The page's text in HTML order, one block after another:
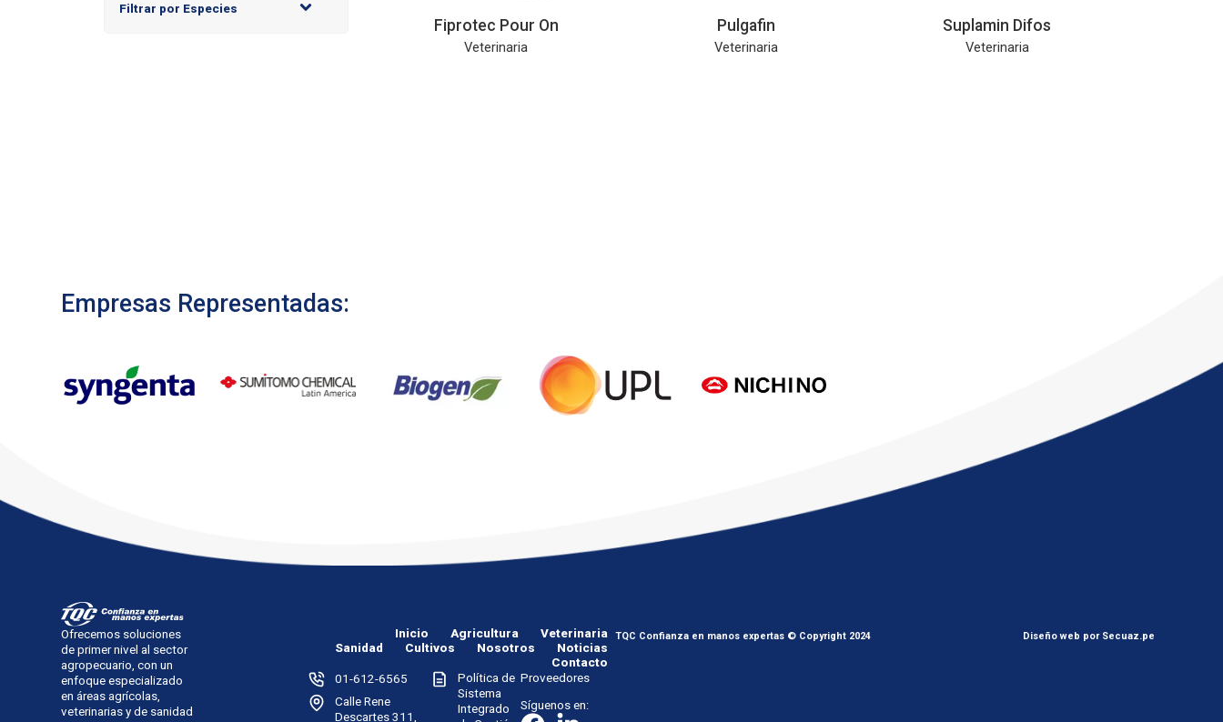
Filtrar por Especies
Fiprotec Pour On
Veterinaria
Pulgafin
Veterinaria
Suplamin Difos
Veterinaria
Empresas Representadas:
Ofrecemos soluciones
de primer nivel al sector
agropecuario, con un
enfoque especializado
en áreas agrícolas,
veterinarias y de sanidad
Inicio Agricultura
Veterinaria
Sanidad
Cultivos Nosotros
Noticias
Contacto
01-612-6565
Calle Rene
Descartes 311,
Política de
Sistema
Integrado
Proveedores
Síguenos en:
TQC Confianza en manos expertas © Copyright 2024 Diseño web por Secuaz.pe